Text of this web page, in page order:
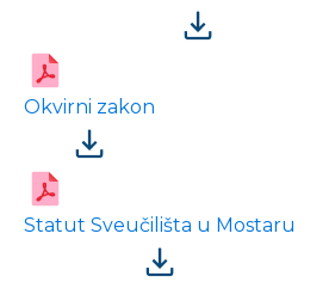
Okvirni zakon
Statut Sveučilišta u Mostaru